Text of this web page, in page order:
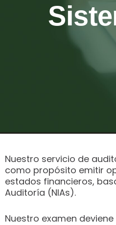
Nuestro servicio de
como propósito emitir
estados financieros,
Auditoría (NIAs).
Nuestro examen